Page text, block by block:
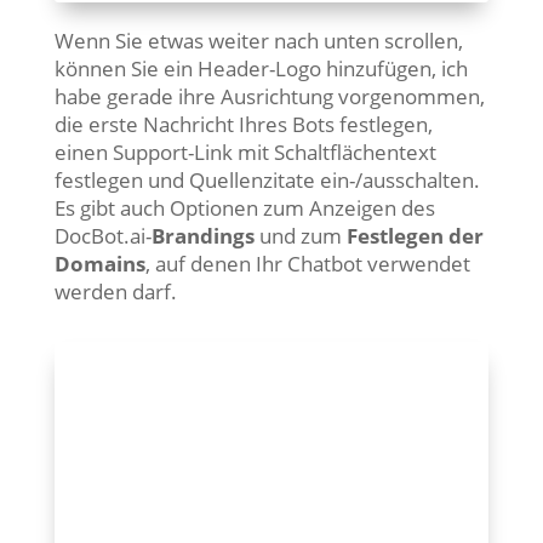
Wenn Sie etwas weiter nach unten scrollen,
können Sie ein Header-Logo hinzufügen, ich
habe gerade ihre Ausrichtung vorgenommen,
die erste Nachricht Ihres Bots festlegen,
einen Support-Link mit Schaltflächentext
festlegen und Quellenzitate ein-/ausschalten.
Es gibt auch Optionen zum Anzeigen des
DocBot.ai-Brandingsund zum Festlegen der
Domains, auf denen Ihr Chatbot verwendet
werden darf.